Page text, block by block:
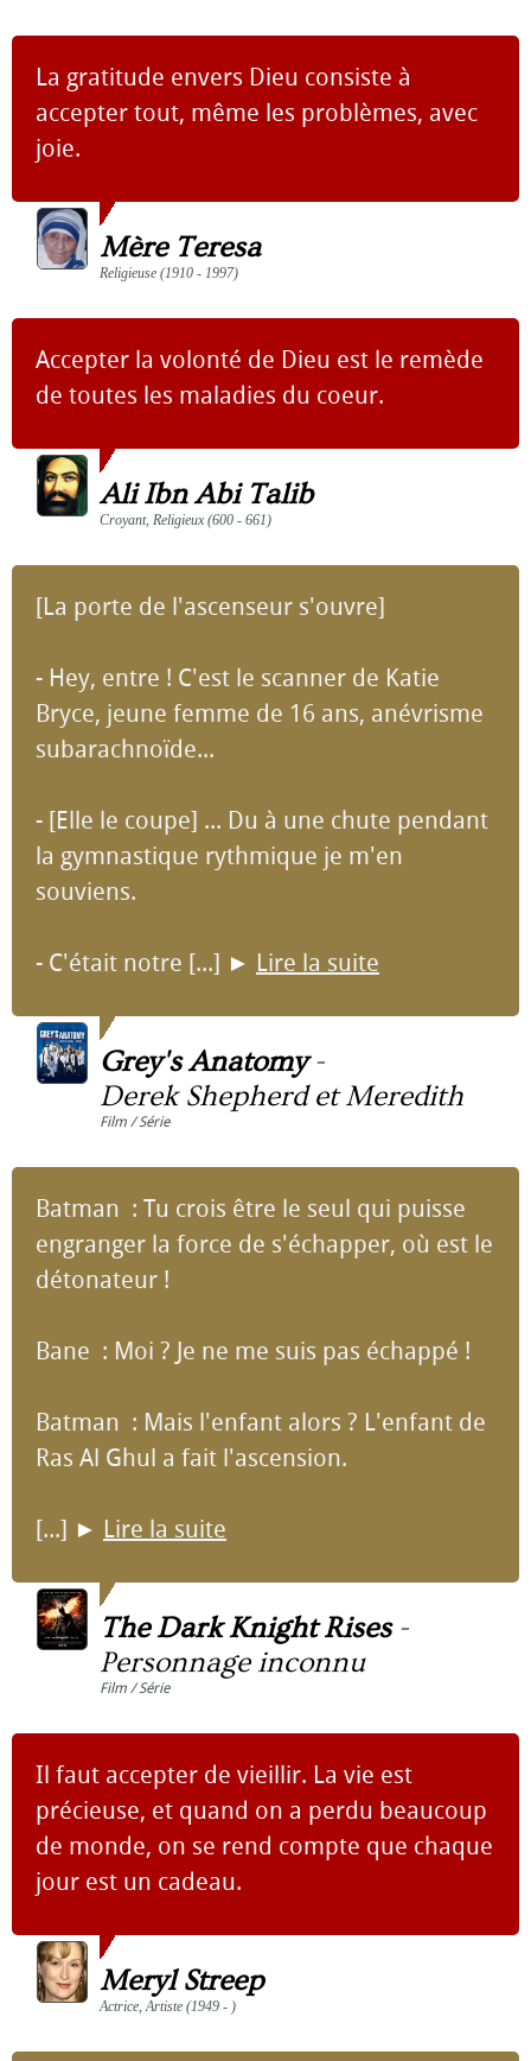
La gratitude envers Dieu consiste à
accepter tout, même les problèmes, avec
joie.
Mère Teresa
Religieuse (1910 - 1997)
Accepter la volonté de Dieu est le remède
de toutes les maladies du coeur.
Ali Ibn Abi Talib
Croyant, Religieux (600 - 661)
[La porte de l'ascenseur s'ouvre]
- Hey, entre ! C'est le scanner de Katie
Bryce, jeune femme de 16 ans, anévrisme
subarachnoïde...
- [Elle le coupe] ... Du à une chute pendant
la gymnastique rythmique je m'en
souviens.
- C'était notre [...] ► Lire la suite
Grey's Anatomy-
Derek Shepherd et Meredith
Film / Série
Batman : Tu crois être le seul qui puisse
engranger la force de s'échapper, où est le
détonateur !
Bane : Moi ? Je ne me suis pas échappé !
Batman : Mais l'enfant alors ? L'enfant de
Ras Al Ghul a fait l'ascension.
[...] ► Lire la suite
The Dark Knight Rises-
Personnage inconnu
Film / Série
Il faut accepter de vieillir. La vie est
précieuse, et quand on a perdu beaucoup
de monde, on se rend compte que chaque
jour est un cadeau.
Meryl Streep
Actrice, Artiste (1949 - )